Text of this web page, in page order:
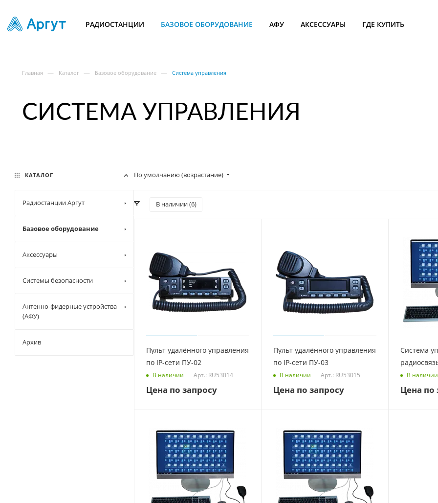
РАДИОСТАНЦИИ БАЗОВОЕ ОБОРУДОВАНИЕ АФУ АКСЕССУАРЫ ГДЕ КУПИТЬ
Главная — Каталог — Базовое оборудование — Система управления
СИСТЕМА УПРАВЛЕНИЯ
По умолчанию (возрастание)
В наличии (6)
Пульт удалённого управления
по IP-сети ПУ-02
В наличии Арт.: RU53014
Цена по запросу
Пульт удалённого управления
по IP-сети ПУ-03
В наличии Арт.: RU53015
Цена по запросу
Система
В наличии
Цена по
КАТАЛОГ
Радиостанции Аргут
Базовое оборудование
Аксессуары
Системы безопасности
Антенно-фидерные устройства
(АФУ)
Архив